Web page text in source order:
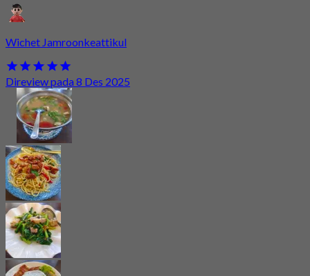
Wichet Jamroonkeattikul
Direview pada 8 Des 2025